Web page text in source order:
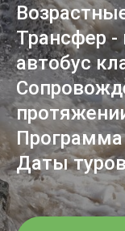
Трансфер
автобус
Даты